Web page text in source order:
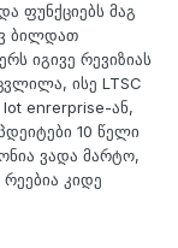
ფუნქციებს მაგ
ბილდათ
იგივე რევიზიას
ისე LTSC
enrerprise-ან,
10 წელი
ვადა მარტო,
კიდე